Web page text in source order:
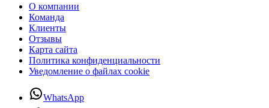
О компании
Команда
Клиенты
Отзывы
Карта сайта
Политика конфиденциальности
Уведомление о файлах cookie
WhatsApp